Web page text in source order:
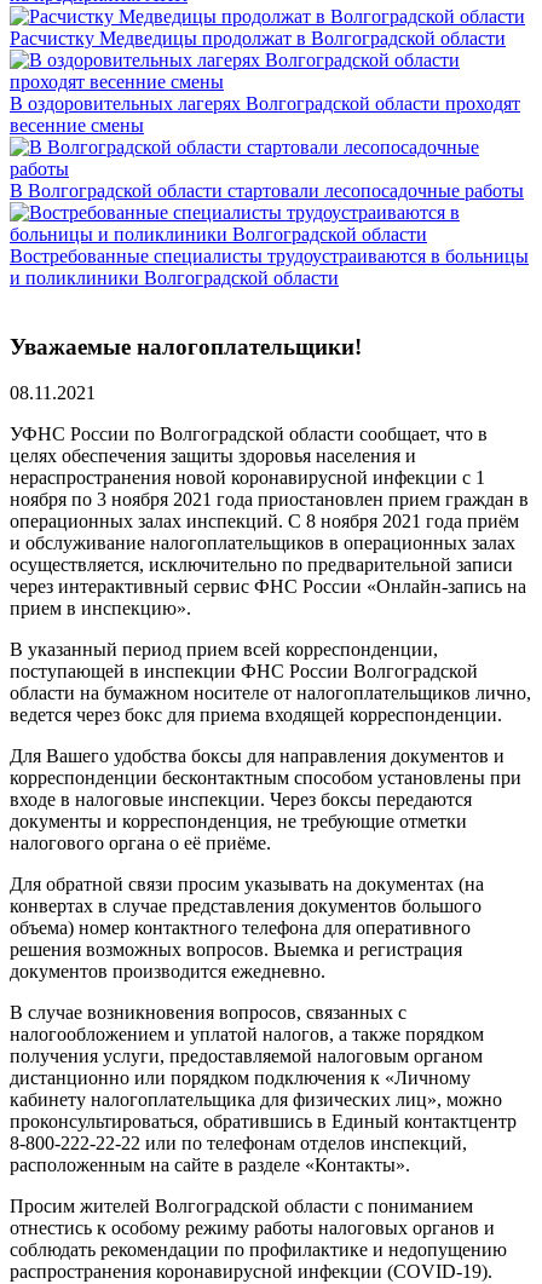
Расчистку Медведицы продолжат в Волгоградской области
В оздоровительных лагерях Волгоградской области проходят
весенние смены
В Волгоградской области стартовали лесопосадочные работы
Востребованные специалисты трудоустраиваются в больницы
и поликлиники Волгоградской области
Уважаемые налогоплательщики!
08.11.2021
УФНС России по Волгоградской области сообщает, что в
целях обеспечения защиты здоровья населения и
нераспространения новой коронавирусной инфекции с 1
ноября по 3 ноября 2021 года приостановлен прием граждан в
операционных залах инспекций. С 8 ноября 2021 года приём
и обслуживание налогоплательщиков в операционных залах
осуществляется, исключительно по предварительной записи
через интерактивный сервис ФНС России «Онлайн-запись на
прием в инспекцию».
В указанный период прием всей корреспонденции,
поступающей в инспекции ФНС России Волгоградской
области на бумажном носителе от налогоплательщиков лично,
ведется через бокс для приема входящей корреспонденции.
Для Вашего удобства боксы для направления документов и
корреспонденции бесконтактным способом установлены при
входе в налоговые инспекции. Через боксы передаются
документы и корреспонденция, не требующие отметки
налогового органа о её приёме.
Для обратной связи просим указывать на документах (на
конвертах в случае представления документов большого
объема) номер контактного телефона для оперативного
решения возможных вопросов. Выемка и регистрация
документов производится ежедневно.
В случае возникновения вопросов, связанных с
налогообложением и уплатой налогов, а также порядком
получения услуги, предоставляемой налоговым органом
дистанционно или порядком подключения к «Личному
кабинету налогоплательщика для физических лиц», можно
проконсультироваться, обратившись в Единый контактцентр
8-800-222-22-22 или по телефонам отделов инспекций,
расположенным на сайте в разделе «Контакты».
Просим жителей Волгоградской области с пониманием
отнестись к особому режиму работы налоговых органов и
соблюдать рекомендации по профилактике и недопущению
распространения коронавирусной инфекции (COVID-19).